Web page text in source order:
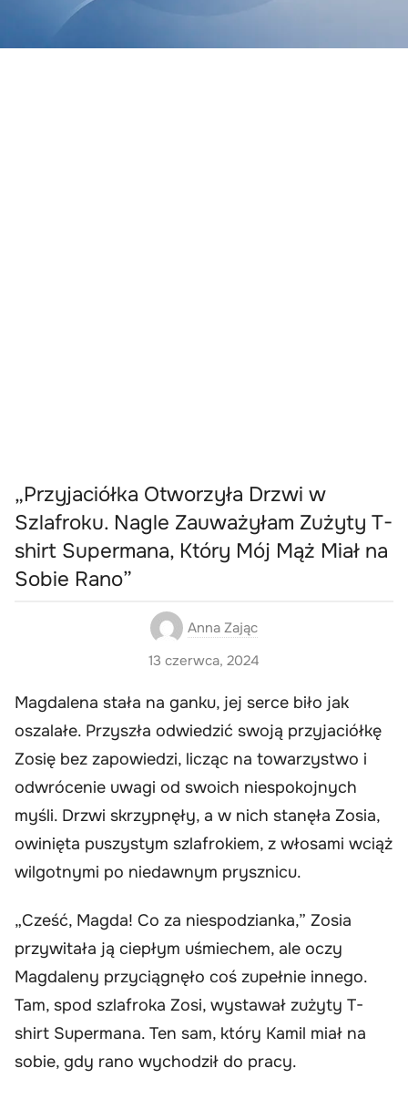
„Przyjaciółka Otworzyła Drzwi w
Szlafroku. Nagle Zauważyłam Zużyty T-
shirt Supermana, Który Mój Mąż Miał na
Sobie Rano”
Anna Zając
13 czerwca, 2024
Magdalena stała na ganku, jej serce biło jak
oszalałe. Przyszła odwiedzić swoją przyjaciółkę
Zosię bez zapowiedzi, licząc na towarzystwo i
odwrócenie uwagi od swoich niespokojnych
myśli. Drzwi skrzypnęły, a w nich stanęła Zosia,
owinięta puszystym szlafrokiem, z włosami wciąż
wilgotnymi po niedawnym prysznicu.
„Cześć, Magda! Co za niespodzianka,” Zosia
przywitała ją ciepłym uśmiechem, ale oczy
Magdaleny przyciągnęło coś zupełnie innego.
Tam, spod szlafroka Zosi, wystawał zużyty T-
shirt Supermana. Ten sam, który Kamil miał na
sobie, gdy rano wychodził do pracy.